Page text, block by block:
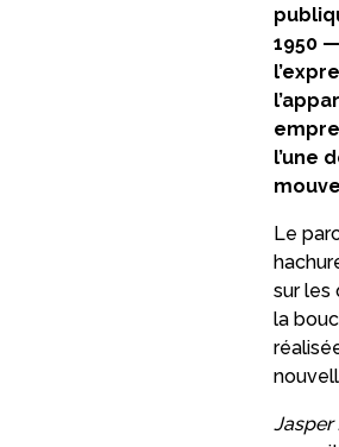
1950
l’une
Le
sur les
la
Jasper